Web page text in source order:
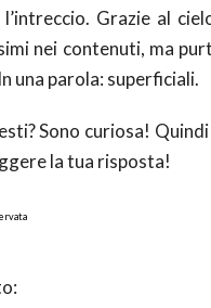
Grazie al
nei contenuti, ma
una parola: superficiali.
Sono curiosa!
la tua risposta!